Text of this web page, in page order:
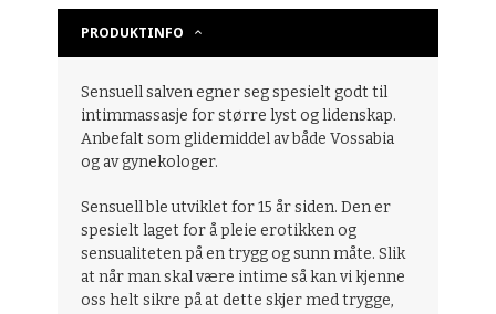
PRODUKTINFO
Sensuell salven egner seg spesielt godt til
intimmassasje for større lyst og lidenskap.
Anbefalt som glidemiddel av både Vossabia
og av gynekologer.
Sensuell ble utviklet for 15 år siden. Den er
spesielt laget for å pleie erotikken og
sensualiteten på en trygg og sunn måte. Slik
at når man skal være intime så kan vi kjenne
oss helt sikre på at dette skjer med trygge,